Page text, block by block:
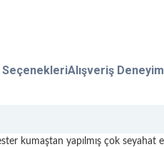
Alışveriş
kumaştan yapılmış çok